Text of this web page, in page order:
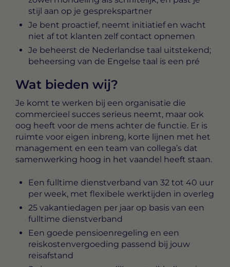
stijl aan op je gesprekspartner
Je bent proactief, neemt initiatief en wacht
niet af tot klanten zelf contact opnemen
Je beheerst de Nederlandse taal uitstekend;
beheersing van de Engelse taal is een pré
Wat bieden wij?
Je komt te werken bij een organisatie die
commercieel succes serieus neemt, maar ook
oog heeft voor de mens achter de functie. Er is
ruimte voor eigen inbreng, korte lijnen met het
management en een team van collega’s dat
samenwerking hoog in het vaandel heeft staan.
Een fulltime dienstverband van 32 tot 40 uur
per week, met flexibele werktijden in overleg
25 vakantiedagen per jaar op basis van een
fulltime dienstverband
Een goede pensioenregeling en een
reiskostenvergoeding passend bij jouw
reisafstand